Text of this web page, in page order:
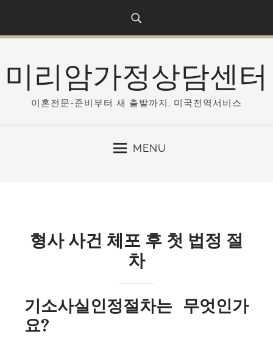
i
미리암가정상담센터
이혼전문-준비부터 새 출발까지, 미국전역서비스
MENU
형사 사건 체포 후 첫 법정 절
차
기소사실인정절차는 무엇인가
요?